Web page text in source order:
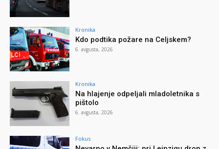
Kronika
Kdo podtika požare na Celjskem?
6. avgusta, 2026
Kronika
Na hlajenje odpeljali mladoletnika s
pištolo
6. avgusta, 2026
Fokus